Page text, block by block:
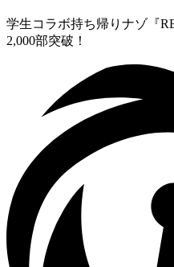
学生コラボ持ち帰りナゾ『
2,000部突破！